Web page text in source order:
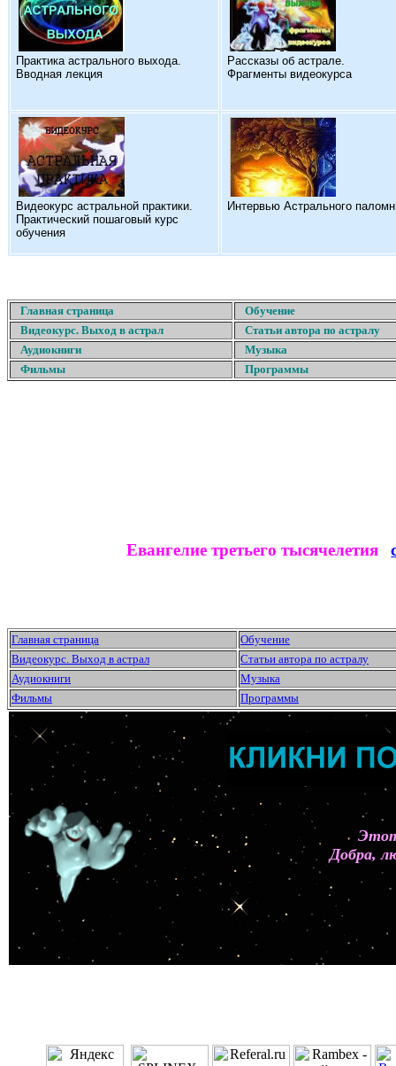
Практика астрального выхода.
Вводная лекция
Рассказы об астрале.
Фрагменты видеокурса
Видеокурс астральной практики.
Практический пошаговый курс
обучения
Интервью Астрального
Главная страница
Обучение
Видеокурс. Выход в астрал
Статьи автора по астралу
Аудиокниги
Музыка
Фильмы
Программы
Евангелие третьего тысячелетия
Главная страница
Обучение
Видеокурс. Выход в астрал
Статьи автора по астралу
Аудиокниги
Музыка
Фильмы
Программы
Добра,